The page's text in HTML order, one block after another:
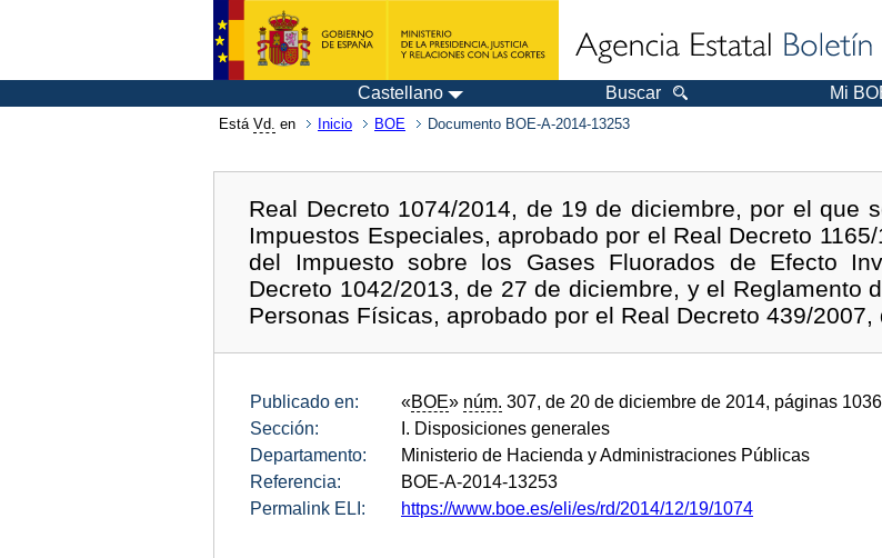
Castellano Buscar Mi
Está Vd. en Inicio BOE Documento BOE-A-2014-13253
Real Decreto 1074/2014, de 19 de diciembre, por el que
Impuestos Especiales, aprobado por el Real Decreto
del Impuesto sobre los Gases Fluorados de Efecto
Decreto 1042/2013, de 27 de diciembre, y el Reglamento
Personas Físicas, aprobado por el Real Decreto 439/2007,
Publicado en: «BOE» núm. 307, de 20 de diciembre de 2014, páginas
Sección:
I. Disposiciones generales
Departamento:
Ministerio de Hacienda y Administraciones Públicas
Referencia:
BOE-A-2014-13253
Permalink ELI:
https://www.boe.es/eli/es/rd/2014/12/19/1074